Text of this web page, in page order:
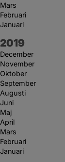
Mars
Februari
Januari
År:
2019
December
November
Oktober
September
Augusti
Juni
Maj
April
Mars
Februari
Januari